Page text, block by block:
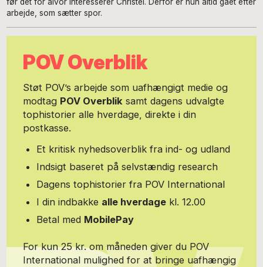
før det for alvor interesserer Christel. Derfor er hun altid gået efter
arbejde, som sætter spor.
POV Overblik
Støt POV’s arbejde som uafhængigt medie og
modtag POV Overblik samt dagens udvalgte
tophistorier alle hverdage, direkte i din
postkasse.
Et kritisk nyhedsoverblik fra ind- og udland
Indsigt baseret på selvstændig research
Dagens tophistorier fra POV International
I din indbakke alle hverdage kl. 12.00
Betal med MobilePay
For kun 25 kr. om måneden giver du POV
International mulighed for at bringe uafhængig